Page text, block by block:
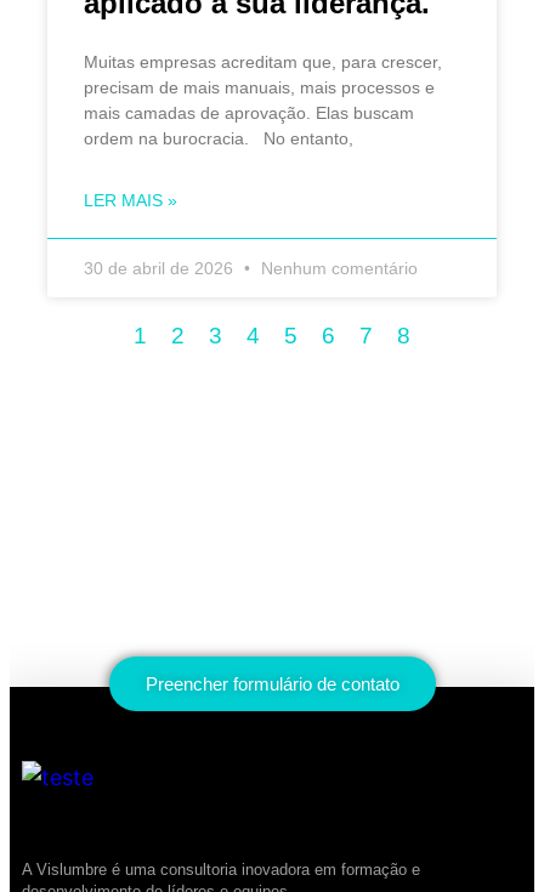
Muitas empresas acreditam que, para crescer,
precisam de mais manuais, mais processos e
mais camadas de aprovação. Elas buscam
ordem na burocracia. No entanto,
LER MAIS »
30 de abril de 2026 Nenhum comentário
1 2 3 4 5 6 7 8
Preencher formulário de contato
A Vislumbre é uma consultoria inovadora em formação e